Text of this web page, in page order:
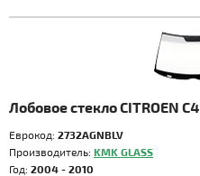
Лобовое стекло CITROEN C4
Еврокод: 2732AGNBLV
Производитель: KMK GLASS
Год: 2004 - 2010